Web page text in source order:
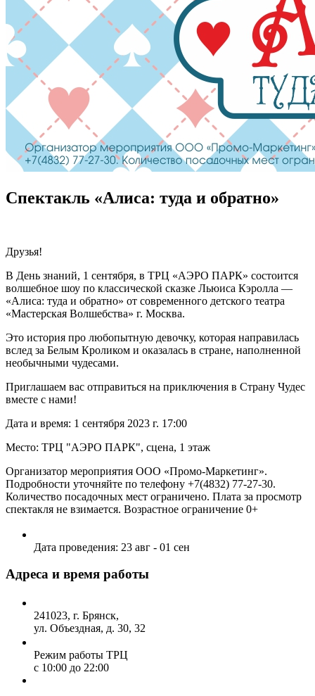
Спектакль «Алиса: туда и обратно»
Друзья!
В День знаний, 1 сентября, в ТРЦ «АЭРО ПАРК» состоится
волшебное шоу по классической сказке Льюиса Кэролла —
«Алиса: туда и обратно» от современного детского театра
«Мастерская Волшебства» г. Москва.
Это история про любопытную девочку, которая направилась
вслед за Белым Кроликом и оказалась в стране, наполненной
необычными чудесами.
Приглашаем вас отправиться на приключения в Страну Чудес
вместе с нами!
Дата и время: 1 сентября 2023 г. 17:00
Место: ТРЦ "АЭРО ПАРК", сцена, 1 этаж
Организатор мероприятия ООО «Промо-Маркетинг».
Подробности уточняйте по телефону +7(4832) 77-27-30.
Количество посадочных мест ограничено. Плата за просмотр
спектакля не взимается. Возрастное ограничение 0+
Дата проведения: 23 авг - 01 сен
Адреса и время работы
241023, г. Брянск,
ул. Объездная, д. 30, 32
Режим работы ТРЦ
с 10:00 до 22:00